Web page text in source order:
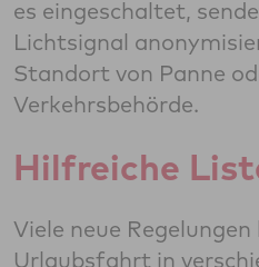
es eingeschaltet,
Lichtsignal
Standort von Panne
Verkehrsbehörde.
Hilfreiche
Viele neue
Urlaubsfahrt in